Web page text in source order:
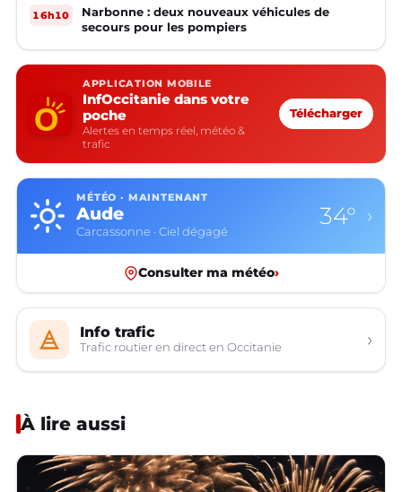
16h10
Narbonne : deux nouveaux véhicules de
secours pour les pompiers
APPLICATION MOBILE
InfOccitanie dans votre
poche
Alertes en temps réel, météo &
trafic
Télécharger
MÉTÉO · MAINTENANT
Aude
Carcassonne · Ciel dégagé
34° ›
Consulter ma météo›
Info trafic
Trafic routier en direct en Occitanie ›
À lire aussi